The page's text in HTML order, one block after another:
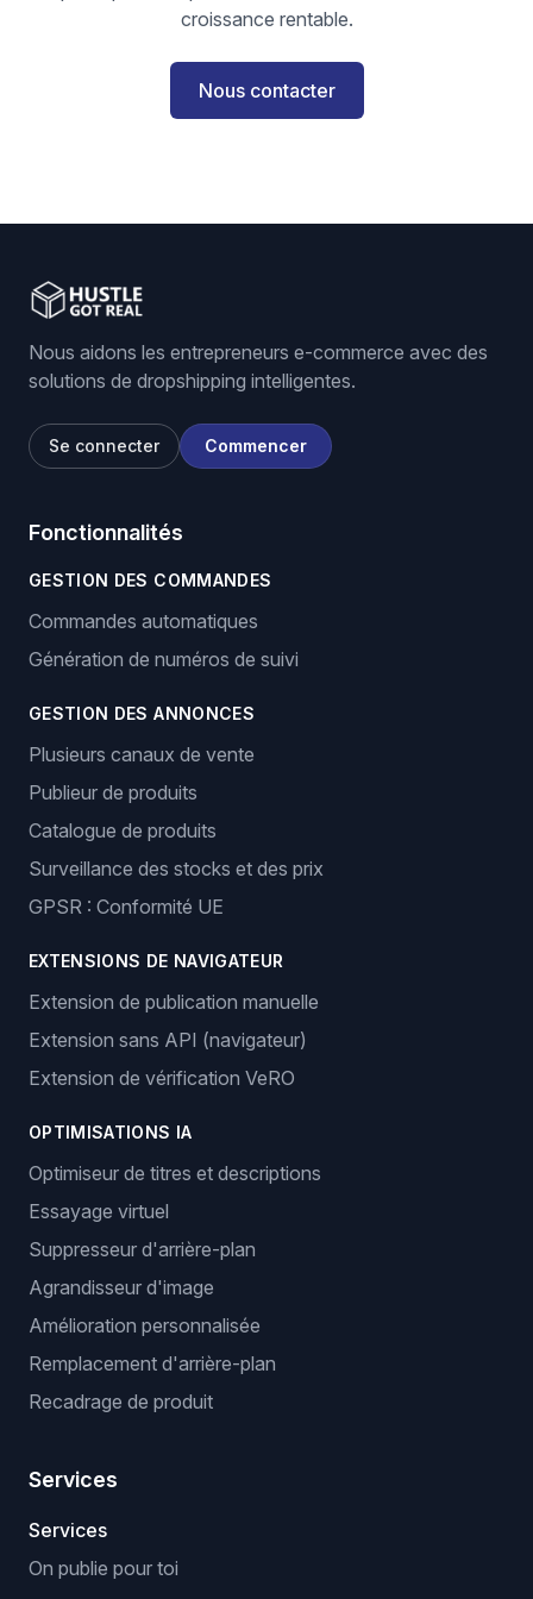
croissance rentable.
Nous contacter
Nous aidons les entrepreneurs e-commerce avec des
solutions de dropshipping intelligentes.
Se connecter Commencer
Fonctionnalités
GESTION DES COMMANDES
Commandes automatiques
Génération de numéros de suivi
GESTION DES ANNONCES
Plusieurs canaux de vente
Publieur de produits
Catalogue de produits
Surveillance des stocks et des prix
GPSR : Conformité UE
EXTENSIONS DE NAVIGATEUR
Extension de publication manuelle
Extension sans API (navigateur)
Extension de vérification VeRO
OPTIMISATIONS IA
Optimiseur de titres et descriptions
Essayage virtuel
Suppresseur d'arrière-plan
Agrandisseur d'image
Amélioration personnalisée
Remplacement d'arrière-plan
Recadrage de produit
Services
Services
On publie pour toi